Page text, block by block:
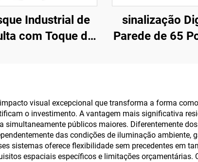
Industrial de
com Toque de
Android 3568A
Cenários de
sinalização
Parede de 65
Publicidade
Exibição de
visual excepcional que transforma a forma
o investimento. A vantagem mais significativa
públicos maiores. Diferentemente
das condições de iluminação ambiente,
sistemas oferece flexibilidade sem precedentes em
espaciais específicos e limitações orçamentárias.